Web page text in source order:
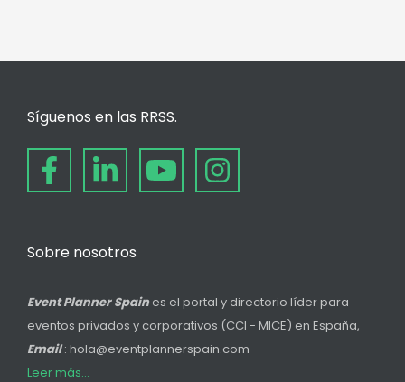
Síguenos en las RRSS.
Sobre nosotros
Event Planner Spain es el portal y directorio líder para
eventos privados y corporativos (CCI - MICE) en España,
Email: hola@eventplannerspain.com
Leer más...